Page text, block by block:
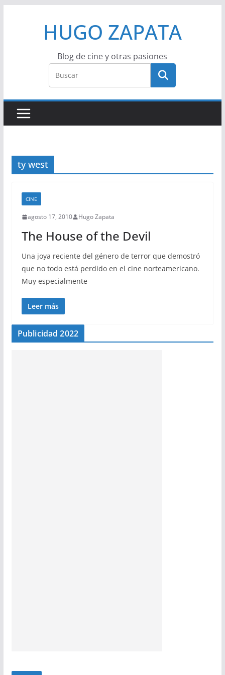
HUGO ZAPATA
Blog de cine y otras pasiones
ty west
CINE
agosto 17, 2010 Hugo Zapata
The House of the Devil
Una joya reciente del género de terror que demostró
que no todo está perdido en el cine norteamericano.
Muy especialmente
Leer más
Publicidad 2022